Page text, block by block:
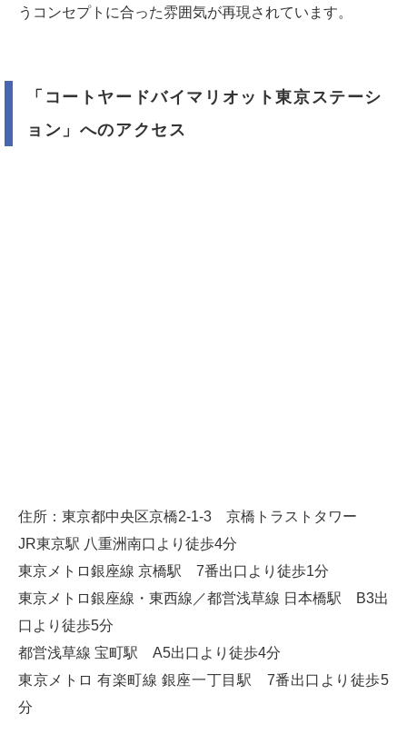
うコンセプトに合った雰囲気が再現されています。
「コートヤードバイマリオット東京ステーシ
ョン」へのアクセス
住所：東京都中央区京橋2-1-3 京橋トラストタワー
JR東京駅 八重洲南口より徒歩4分
東京メトロ銀座線 京橋駅 7番出口より徒歩1分
東京メトロ銀座線・東西線／都営浅草線 日本橋駅 B3出
口より徒歩5分
都営浅草線 宝町駅 A5出口より徒歩4分
東京メトロ 有楽町線 銀座一丁目駅 7番出口より徒歩5
分